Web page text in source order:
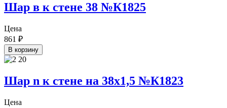
Шар в к стене 38 №К1825
Цена
861 ₽
В корзину
Шар n к стене на 38х1,5 №К1823
Цена